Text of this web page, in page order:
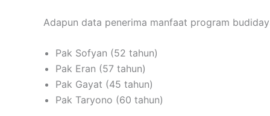
Adapun data penerima manfaat program
Pak Sofyan (52 tahun)
Pak Eran (57 tahun)
Pak Gayat (45 tahun)
Pak Taryono (60 tahun)